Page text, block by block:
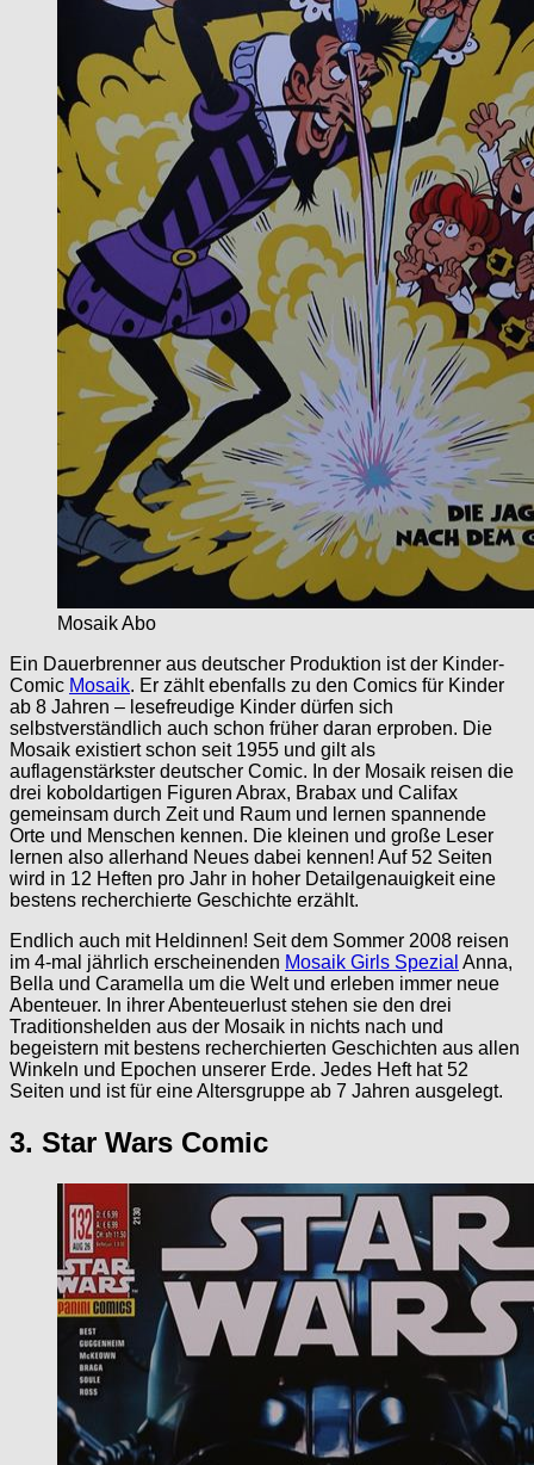
Mosaik Abo
Ein Dauerbrenner aus deutscher Produktion ist der Kinder-
Comic Mosaik. Er zählt ebenfalls zu den Comics für Kinder
ab 8 Jahren – lesefreudige Kinder dürfen sich
selbstverständlich auch schon früher daran erproben. Die
Mosaik existiert schon seit 1955 und gilt als
auflagenstärkster deutscher Comic. In der Mosaik reisen die
drei koboldartigen Figuren Abrax, Brabax und Califax
gemeinsam durch Zeit und Raum und lernen spannende
Orte und Menschen kennen. Die kleinen und große Leser
lernen also allerhand Neues dabei kennen! Auf 52 Seiten
wird in 12 Heften pro Jahr in hoher Detailgenauigkeit eine
bestens recherchierte Geschichte erzählt.
Endlich auch mit Heldinnen! Seit dem Sommer 2008 reisen
im 4-mal jährlich erscheinenden Mosaik Girls Spezial Anna,
Bella und Caramella um die Welt und erleben immer neue
Abenteuer. In ihrer Abenteuerlust stehen sie den drei
Traditionshelden aus der Mosaik in nichts nach und
begeistern mit bestens recherchierten Geschichten aus allen
Winkeln und Epochen unserer Erde. Jedes Heft hat 52
Seiten und ist für eine Altersgruppe ab 7 Jahren ausgelegt.
3. Star Wars Comic